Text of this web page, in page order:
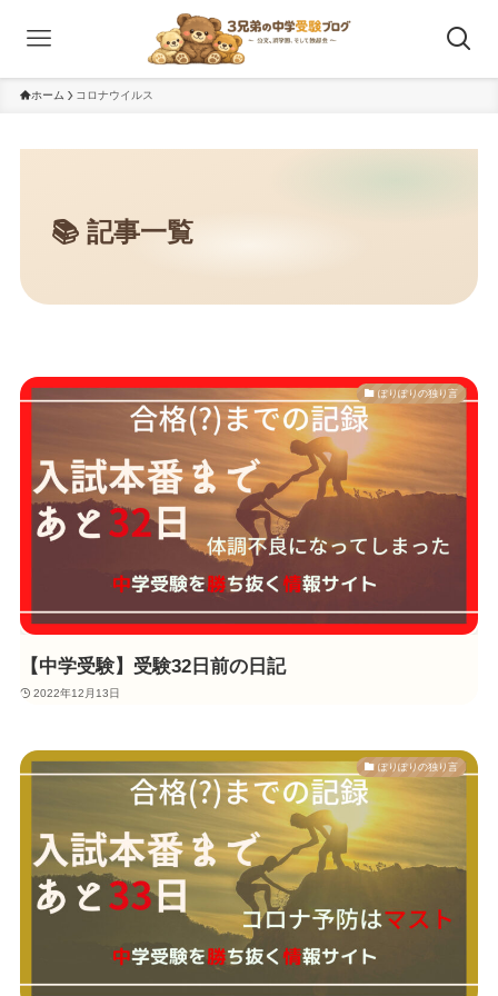
ホーム コロナウイルス
ぽりぽりの独り言
【中学受験】受験32日前の日記
2022年12月13日
ぽりぽりの独り言